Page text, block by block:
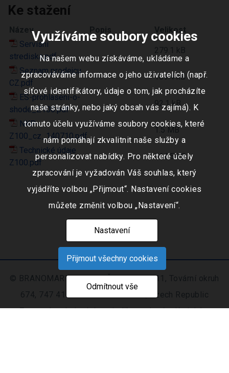
Ke stažení
Název Popis
Velikost
Servisni
strediska.pdf
279.1 kB
Seznam prodejcu
CZ.pdf
109.4 kB
ES-prohlaseni-o-
shode_Z100.pdf
92.1 kB
NKP-
Z100_cz_140710.pdf
1.5 MB
Technické údaje
Z100.pdf
164.5 kB
© BRANOMARKET s.r.o., IČO: 253 51 311, Tovární okruh
674, 747 41 Hradec nad Moravicí, Czech Republic
Zapsaná v obchodním rejstříku vedeném Krajským
Využíváme soubory cookies
Na našem webu získáváme, ukládáme a
zpracováváme informace o jeho uživatelích (např.
síťové identifikátory, údaje o tom, jak procházíte
naše stránky, nebo jaký obsah vás zajímá). K
tomuto účelu využíváme soubory cookies, které
nám pomáhají zkvalitnit naše služby a
personalizovat nabídky. Pro některé účely
zpracování je vyžadován Váš souhlas, který
vyjádříte volbou „Přijmout“. Nastavení cookies
můžete změnit volbou „Nastavení“.
Nastavení
Přijmout všechny cookies
Odmítnout vše